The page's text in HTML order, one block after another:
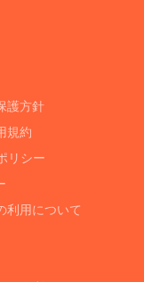
護方針
規約
リシー
利用について